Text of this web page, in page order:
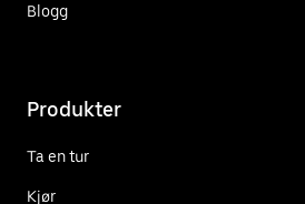
Blogg
Produkter
Ta en tur
Kjør